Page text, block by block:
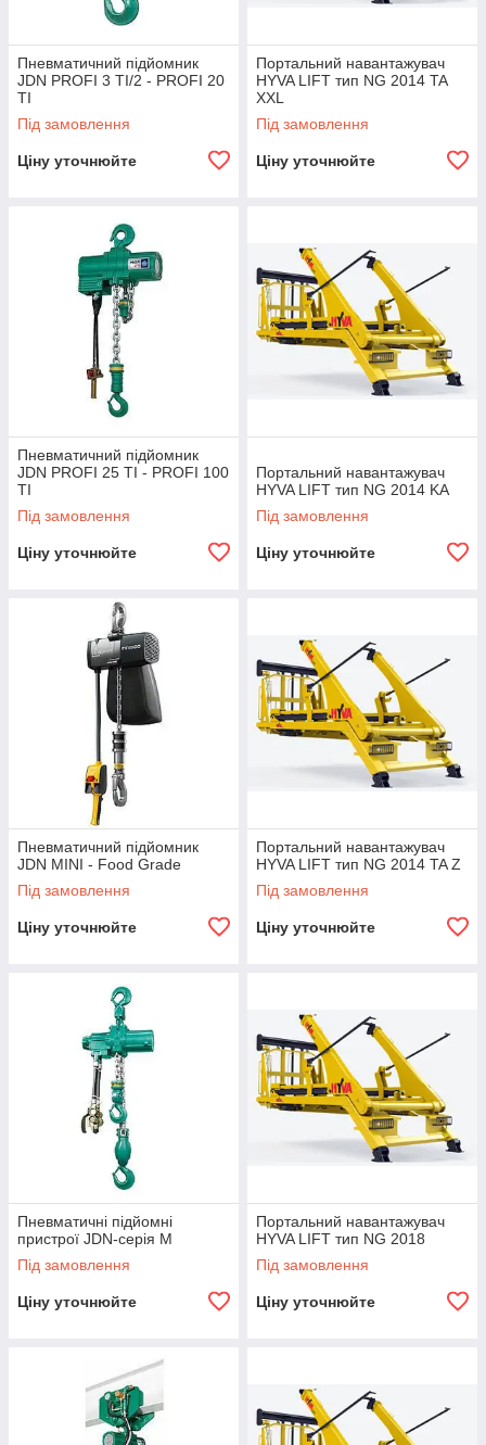
Пневматичний підйомник
JDN PROFI 3 TI/2 - PROFI 20
TI
Під замовлення
Ціну уточнюйте
Портальний навантажувач
HYVA LIFT тип NG 2014 TA
XXL
Під замовлення
Ціну уточнюйте
Пневматичний підйомник
JDN PROFI 25 TI - PROFI 100
TI
Під замовлення
Ціну уточнюйте
Портальний навантажувач
HYVA LIFT тип NG 2014 KA
Під замовлення
Ціну уточнюйте
Пневматичний підйомник
JDN MINI - Food Grade
Під замовлення
Ціну уточнюйте
Портальний навантажувач
HYVA LIFT тип NG 2014 TA Z
Під замовлення
Ціну уточнюйте
Пневматичні підйомні
пристрої JDN-серія M
Під замовлення
Ціну уточнюйте
Портальний навантажувач
HYVA LIFT тип NG 2018
Під замовлення
Ціну уточнюйте